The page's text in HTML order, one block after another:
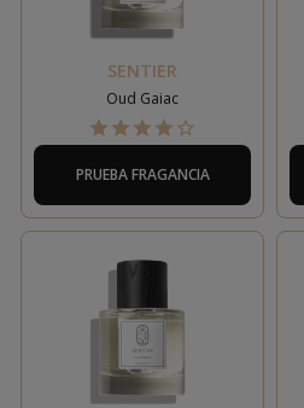
SENTIER
Oud Gaiac
PRUEBA FRAGANCIA